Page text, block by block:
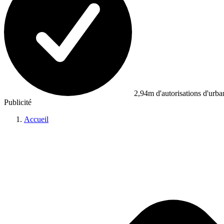
2,94m d'autorisations
Publicité
Accueil